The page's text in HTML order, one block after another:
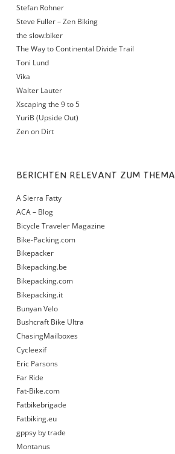
Stefan Rohner
Steve Fuller – Zen Biking
the slow:biker
The Way to Continental Divide Trail
Toni Lund
Vika
Walter Lauter
Xscaping the 9 to 5
YuriB (Upside Out)
Zen on Dirt
BERICHTEN RELEVANT ZUM THEMA
A Sierra Fatty
ACA – Blog
Bicycle Traveler Magazine
Bike-Packing.com
Bikepacker
Bikepacking.be
Bikepacking.com
Bikepacking.it
Bunyan Velo
Bushcraft Bike Ultra
ChasingMailboxes
Cycleexif
Eric Parsons
Far Ride
Fat-Bike.com
Fatbikebrigade
Fatbiking.eu
gppsy by trade
Montanus